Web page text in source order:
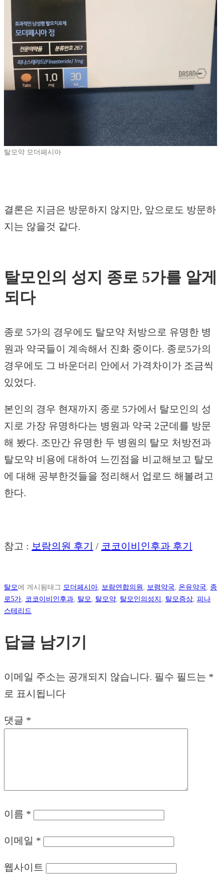
탈모약 모더페시아
결론은 지금은 방문하지 않지만, 앞으로도 방문하
지는 않을것 같다.
탈모인의 성지 종로 5가를 알게
되다
종로 5가의 경우에도 탈모약 처방으로 유명한 병
원과 약국들이 계속해서 진화 중이다. 종로5가의
경우에도 그 바운더리 안에서 가격차이가 조금씩
있었다.
본인의 경우 현재까지 종로 5가에서 탈모인의 성
지로 가장 유명하다는 병원과 약국 2군데를 방문
해 봤다. 조만간 유명한 두 병원의 탈모 처방전과
탈모약 비용에 대하여 느낀점을 비교해보고 탈모
에 대해 공부한것들을 정리해서 업로드 해볼려고
한다.
참고 : 보람의원 후기 / 코코이비인후과 후기
탈모에 게시됨태그 모더페시아 보람연합의원 보령약국 온유약국
종
로5가
코코이비인후과 탈모 탈모약 탈모인의성지 탈모증상 피나
스테리드
답글 남기기
이메일 주소는 공개되지 않습니다. 필수 필드는 *
로 표시됩니다
댓글 *
이름 *
이메일 *
웹사이트